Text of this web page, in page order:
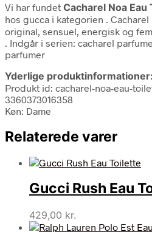
Vi har fundet Cacharel Noa Eau
hos gucca i kategorien .
original, sensuel, energisk og
. Indgår i serien: cacharel
parfumer
Yderlige produktinformationer:
Produkt id: cacharel-noa-eau-
3360373016358
Køn: Dame
Relaterede varer
Gucci Rush Eau
429,00 kr.